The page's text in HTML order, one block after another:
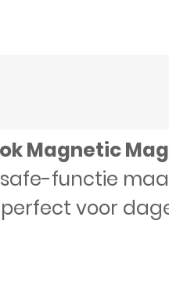
Magnetic
functie
voor